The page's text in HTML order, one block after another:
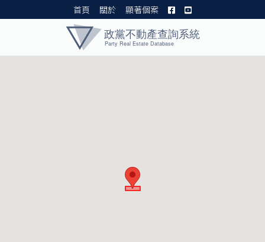
首頁 關於 顯著個案